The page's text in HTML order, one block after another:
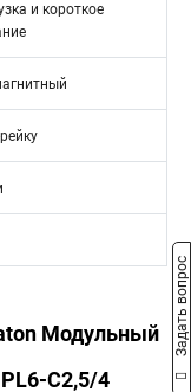
и короткое
Модульный
C2,5/4
Задать вопрос